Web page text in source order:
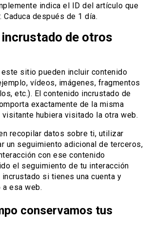
indica el ID del artículo que
Caduca después de 1 día.
de otros
sitio pueden incluir contenido
vídeos, imágenes, fragmentos
etc.). El contenido incrustado de
exactamente de la misma
visitante hubiera visitado la otra web.
recopilar datos sobre ti, utilizar
un seguimiento adicional de terceros,
con ese contenido
el seguimiento de tu interacción
si tienes una cuenta y
esa web.
conservamos tus